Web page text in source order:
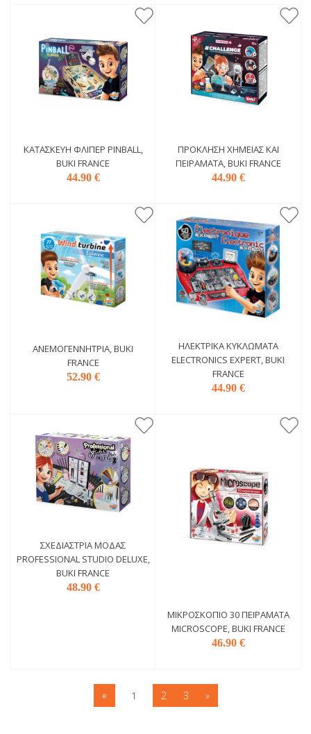
ΚΑΤΑΣΚΕΥΉ ΦΛΊΠΕΡ PINBALL,
BUKI FRANCE
44.90 €
ΠΡΌΚΛΗΣΗ ΧΗΜΕΊΑΣ ΚΑΙ
ΠΕΙΡΆΜΑΤΑ, BUKI FRANCE
44.90 €
ΑΝΕΜΟΓΕΝΝΉΤΡΙΑ, BUKI
FRANCE
52.90 €
ΗΛΕΚΤΡΙΚΆ ΚΥΚΛΏΜΑΤΑ
ELECTRONICS EXPERT, BUKI
FRANCE
44.90 €
ΣΧΕΔΙΆΣΤΡΙΑ ΜΌΔΑΣ
PROFESSIONAL STUDIO DELUXE,
BUKI FRANCE
48.90 €
ΜΙΚΡΟΣΚΌΠΙΟ 30 ΠΕΙΡΆΜΑΤΑ
MICROSCOPE, BUKI FRANCE
46.90 €
« 1 2 3 »